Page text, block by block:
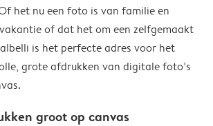
het nu een foto is van familie en
of dat het om een zelfgemaakt
is het perfecte adres voor het
grote afdrukken van digitale foto’s
groot op canvas